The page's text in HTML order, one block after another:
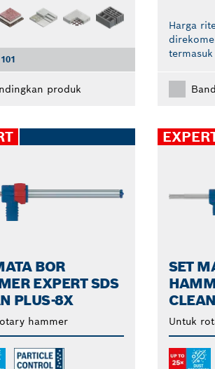
101
produk
Harga
termasuk
BOR
EXPERT SDS
PLUS-8X
hammer
SET
Untuk